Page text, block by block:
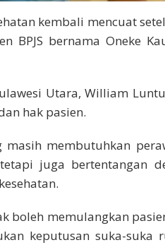
kembali mencuat
BPJS bernama Oneke
Utara, William
hak pasien.
masih membutuhkan
juga bertentangan
boleh memulangkan pasien
keputusan suka-suka